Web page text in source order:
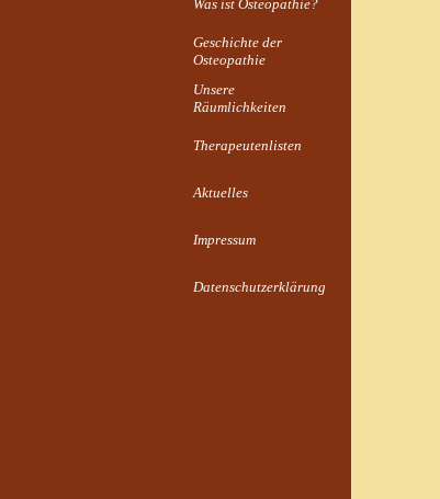
Was ist Osteopathie?
Geschichte der
Osteopathie
Unsere
Räumlichkeiten
Therapeutenlisten
Aktuelles
Impressum
Datenschutzerklärung